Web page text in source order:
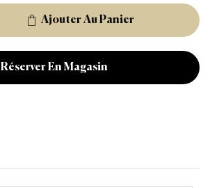
Ajouter Au Panier
Réserver En Magasin